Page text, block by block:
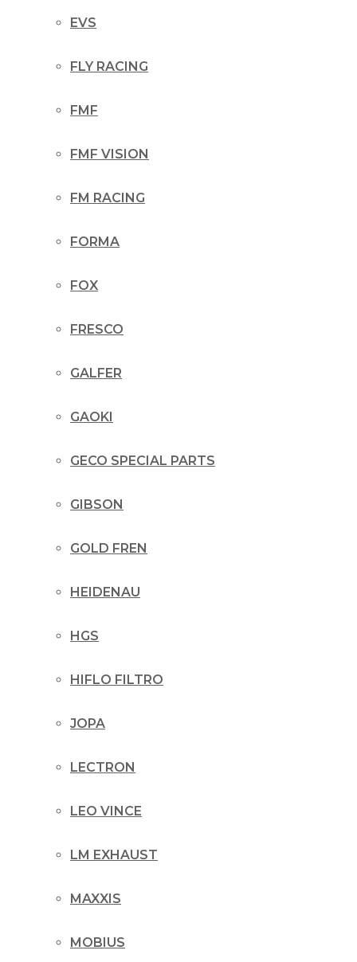
EVS
FLY RACING
FMF
FMF VISION
FM RACING
FORMA
FOX
FRESCO
GALFER
GAOKI
GECO SPECIAL PARTS
GIBSON
GOLD FREN
HEIDENAU
HGS
HIFLO FILTRO
JOPA
LECTRON
LEO VINCE
LM EXHAUST
MAXXIS
MOBIUS